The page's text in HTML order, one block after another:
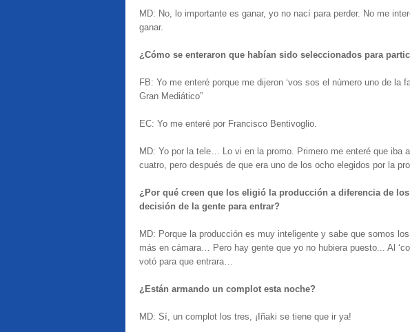
MD: No, lo importante es ganar, yo no nací para perder. No me
ganar.
¿Cómo se enteraron que habían sido seleccionados para
FB: Yo me enteré porque me dijeron ‘vos sos el número uno de la
Gran Mediático”
EC: Yo me enteré por Francisco Bentivoglio.
MD: Yo por la tele… Lo vi en la promo. Primero me enteré que iba
cuatro, pero después de que era uno de los ocho elegidos por la
¿Por qué creen que los eligió la producción a diferencia de
decisión de la gente para entrar?
MD: Porque la producción es muy inteligente y sabe que somos
más en cámara… Pero hay gente que yo no hubiera puesto... Al
votó para que entrara…
¿Están armando un complot esta noche?
MD: Sí, un complot los tres, ¡Iñaki se tiene que ir ya!